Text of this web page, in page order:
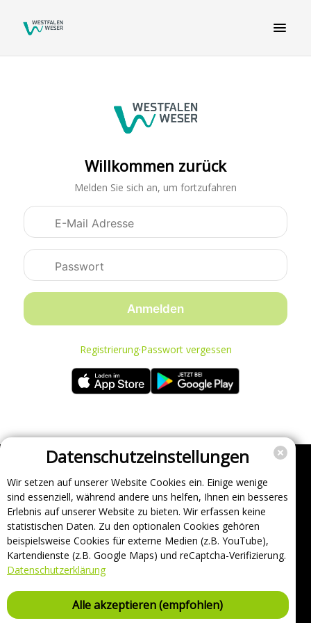
Willkommen zurück
Melden Sie sich an, um fortzufahren
Anmeldedaten
Anmelden
Registrierung·Passwort vergessen
Unternehmen
Support
Über uns
Impressum
Häufig gestellte Fragen
AGB und Datenschutz
Verträge hier kündigen
Vertrag hier widerrufen
Datenschutzeinstellungen
Wir setzen auf unserer Website Cookies ein. Einige wenige
sind essenziell, während andere uns helfen, Ihnen ein besseres
Erlebnis auf unserer Website zu bieten. Wir erfassen keine
statistischen Daten. Zu den optionalen Cookies gehören
beispielsweise Cookies für externe Medien (z.B. YouTube),
Kartendienste (z.B. Google Maps) und reCaptcha-Verifizierung.
Datenschutzerklärung
Alle akzeptieren (empfohlen)